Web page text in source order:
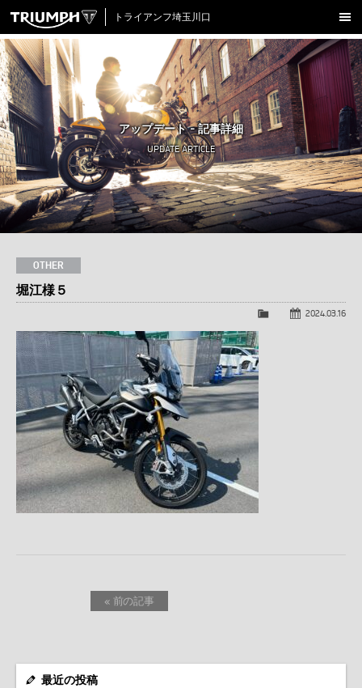
トライアンフ埼玉川口
新車在庫情報
試乗車一覧
認定中古車
アクセサリー
クロージング
アップデート
店舗情報
採用情報
TRIUMPH OFFICIAL SITE
LINE FacebookInstagram
X
アップデート - 記事詳細
UPDATE ARTICLE
OTHER
堀江様５
2024.03.16
« 前の記事
最近の投稿